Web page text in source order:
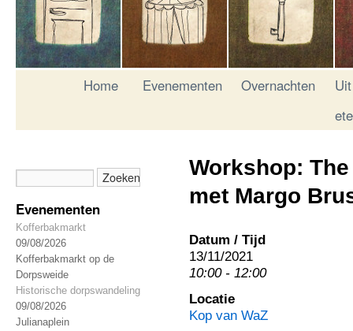
Home Evenementen Overnachten
Uit
Evenementen
Kofferbakmarkt
09/08/2026
Kofferbakmarkt op de
Dorpsweide
Historische dorpswandeling
09/08/2026
Julianaplein
Workshop:
met Margo
Datum / Tijd
13/11/2021
10:00 - 12:00
Locatie
Kop van WaZ